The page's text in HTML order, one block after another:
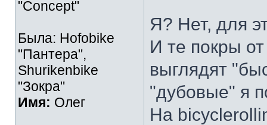
"Concept"
Была: Hofobike
"Пантера",
Shurikenbike
"Зокра"
Имя: Олег
Я? Нет, для
И те покры
выглядят
"дубовые" я
На